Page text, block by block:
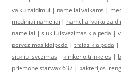
vaiku zaidimui | nameliai vaikams |
mediniai nameliai | nameliai vaiku
nameliai | siukliu isvezimas klaipeda |
pervezimas klaipeda | tralas klaipeda |
siukliu isvezimas | klinkerio trinkeles |
priemone starwax 637 | bakterijos